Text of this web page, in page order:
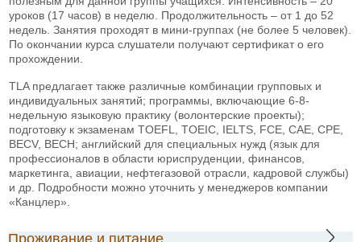
уроков (17 часов) в неделю. Продолжительность – от 1 до 52
недель. Занятия проходят в мини-группах (не более 5 человек).
По окончании курса слушатели получают сертификат о его
прохождении.
TLA предлагает также различные комбинации групповых и
индивидуальных занятий; программы, включающие 6-8-
недельную языковую практику (волонтерские проекты);
подготовку к экзаменам TOEFL, TOEIC, IELTS, FCE, CAE, CPE,
BECV, BECH; английский для специальных нужд (язык для
профессионалов в области юриспруденции, финансов,
маркетинга, авиации, нефтегазовой отрасли, кадровой службы)
и др. Подробности можно уточнить у менеджеров компании
«Канцлер».
Проживание и питание